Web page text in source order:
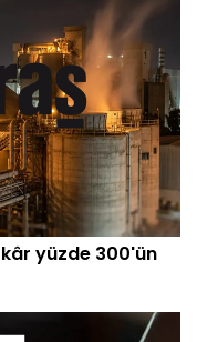
yüzde 300'ün